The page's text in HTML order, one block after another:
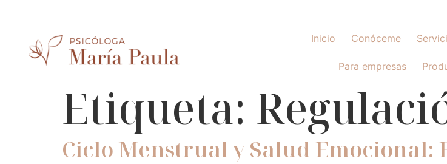
Inicio Conóceme
Para empresas
Etiqueta:
Ciclo Menstrual y Salud